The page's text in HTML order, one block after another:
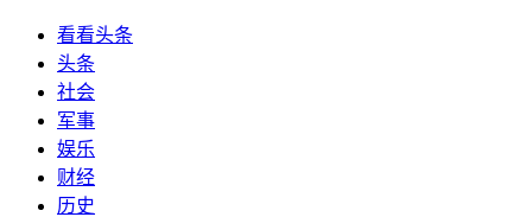
看看头条
头条
社会
军事
娱乐
财经
历史